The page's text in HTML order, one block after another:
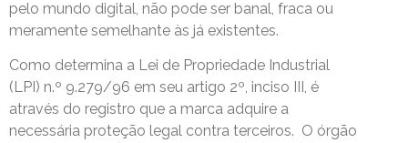
pelo mundo digital, não pode ser banal, fraca ou
meramente semelhante às já existentes.
Como determina a Lei de Propriedade Industrial
(LPI) n.º 9.279/96 em seu artigo 2º, inciso III, é
através do registro que a marca adquire a
necessária proteção legal contra terceiros. O órgão